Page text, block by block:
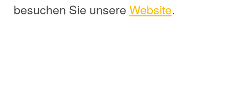
besuchen Sie unsere Website.